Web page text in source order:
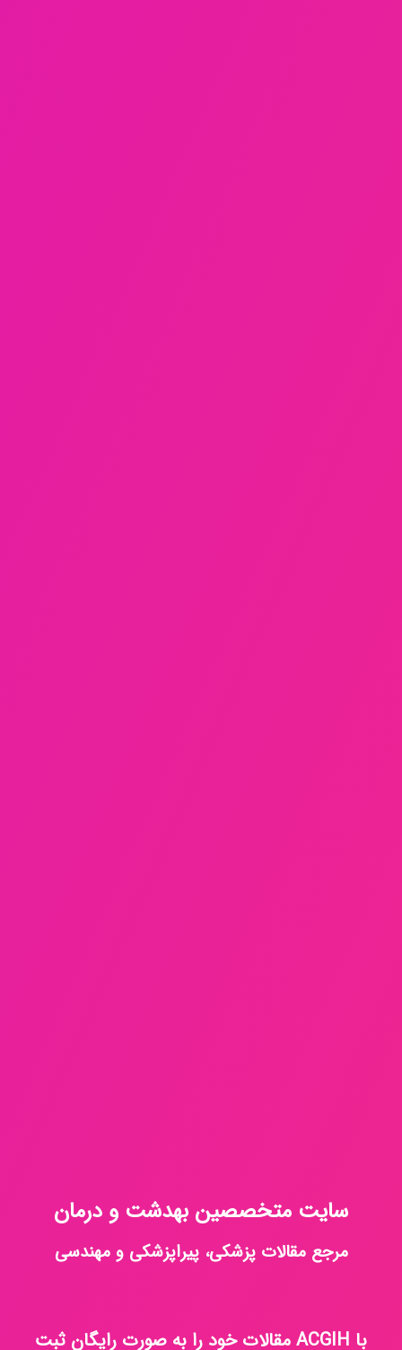
سایت متخصصین بهدشت و درمان
مرجع مقالات پزشکی، پیراپزشکی و مهندسی
با ACGIH مقالات خود را به صورت رایگان ثبت